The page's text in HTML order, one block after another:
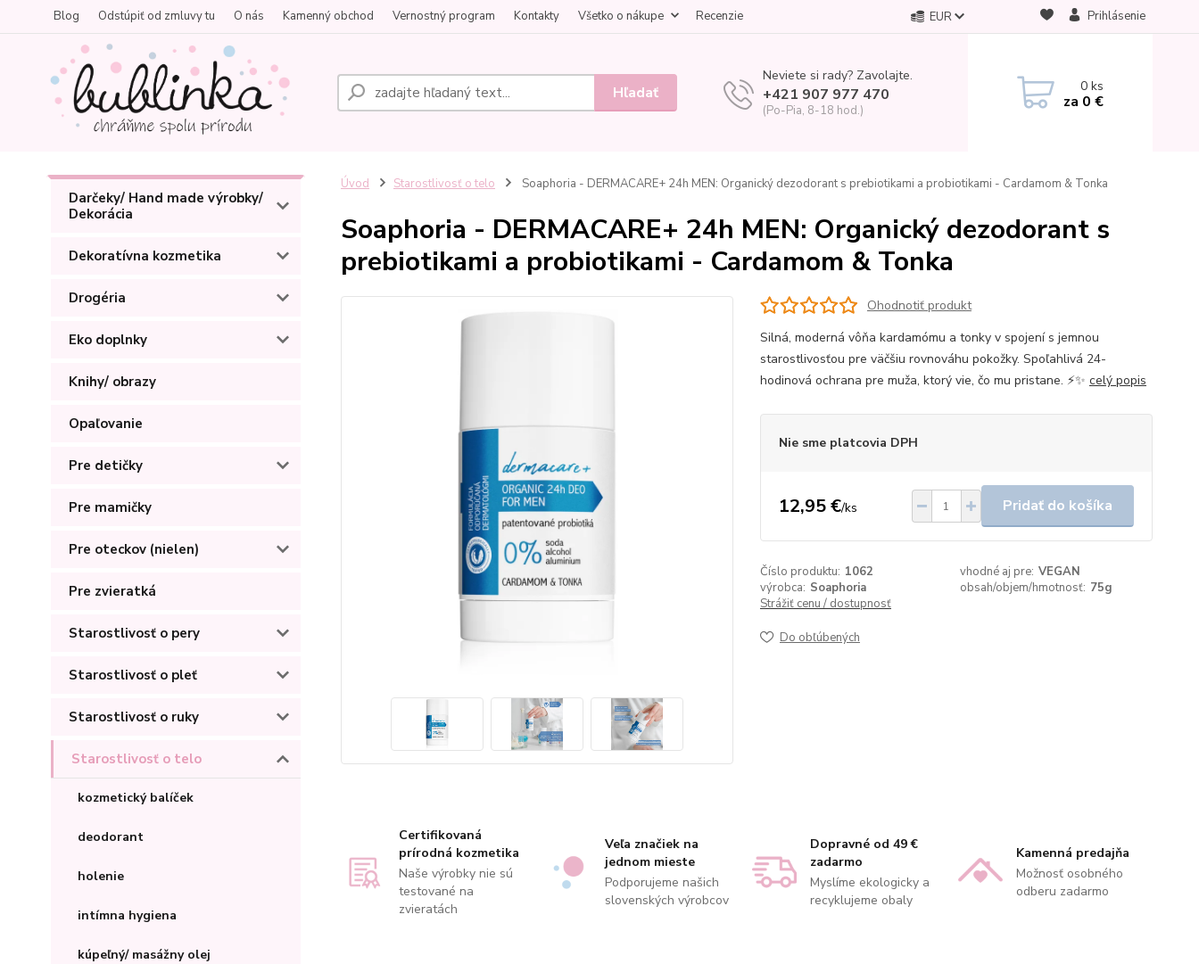
Blog Odstúpiť od zmluvy tu O nás Kamenný obchod Vernostný program Kontakty Všetko o nákupe Recenzie EUR Prihlásenie
Hľadať
Neviete si rady? Zavolajte.
+421 907 977 470
(Po-Pia, 8-18 hod.)
0ks
za 0 €
Darčeky/ Hand made výrobky/
Dekorácia
Dekoratívna kozmetika
Drogéria
Eko doplnky
Knihy/ obrazy
Opaľovanie
Pre detičky
Pre mamičky
Pre oteckov (nielen)
Pre zvieratká
Starostlivosť o pery
Starostlivosť o pleť
Starostlivosť o ruky
Starostlivosť o telo
kozmetický balíček
deodorant
holenie
intímna hygiena
kúpeľný/ masážny olej
Úvod Starostlivosť o telo Soaphoria - DERMACARE+ 24h MEN: Organický dezodorant s prebiotikami a probiotikami - Cardamom & Tonka
Soaphoria - DERMACARE+ 24h MEN: Organický dezodorant s
prebiotikami a probiotikami - Cardamom & Tonka
Ohodnotiť produkt
Silná, moderná vôňa kardamómu a tonky v spojení s jemnou
starostlivosťou pre väčšiu rovnováhu pokožky. Spoľahlivá 24-
hodinová ochrana pre muža, ktorý vie, čo mu pristane. ⚡✨ celý popis
Nie sme platcovia DPH
12,95 €/ks Pridať do košíka
Číslo produktu: 1062 vhodné aj pre: VEGAN
výrobca: Soaphoria obsah/objem/hmotnosť: 75g
Strážiť cenu / dostupnosť
Do obľúbených
Certifikovaná
prírodná kozmetika
Naše výrobky nie sú
testované na
zvieratách
Veľa značiek na
jednom mieste
Podporujeme našich
slovenských výrobcov
Dopravné od 49 €
zadarmo
Myslíme ekologicky a
recyklujeme obaly
Kamenná predajňa
Možnosť osobného
odberu zadarmo